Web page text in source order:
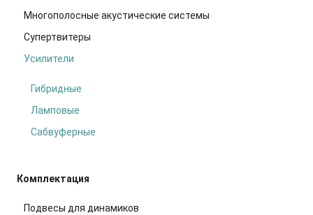
Многополосные акустические системы
Супертвитеры
Усилители
Гибридные
Ламповые
Сабвуферные
Комплектация
Подвесы для динамиков